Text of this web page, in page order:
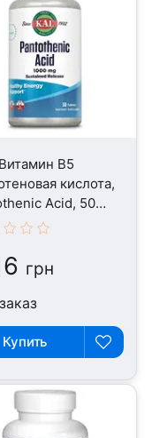
B5
кислота,
Acid, 50
грн
Купить